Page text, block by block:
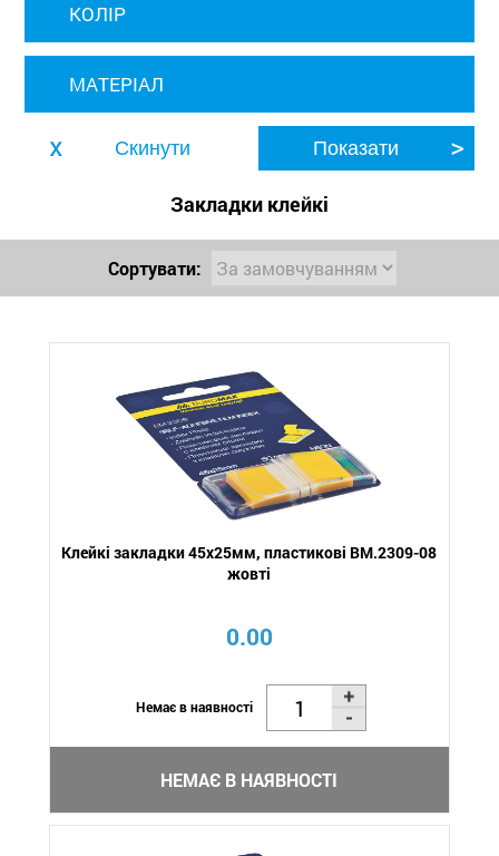
КОЛІР
МАТЕРІАЛ
Закладки клейкі
Сортувати:
Клейкі закладки 45x25мм, пластикові BM.2309-08
жовті
0.00
Немає в наявності
НЕМАЄ В НАЯВНОСТІ